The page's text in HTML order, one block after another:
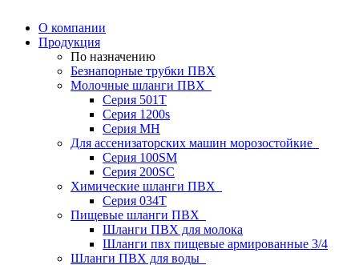
О компании
Продукция
По назначению
Безнапорные трубки ПВХ
Молочные шланги ПВХ
Серия 501T
Серия 1200s
Серия МН
Для ассенизаторских машин морозостойкие
Серия 100SM
Серия 200SС
Химические шланги ПВХ
Серия 034Т
Пищевые шланги ПВХ
Шланги ПВХ для молока
Шланги пвх пищевые армированные 3/4
Шланги ПВХ для воды